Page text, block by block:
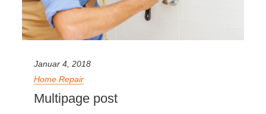
Januar 4, 2018
Home Repair
Multipage post